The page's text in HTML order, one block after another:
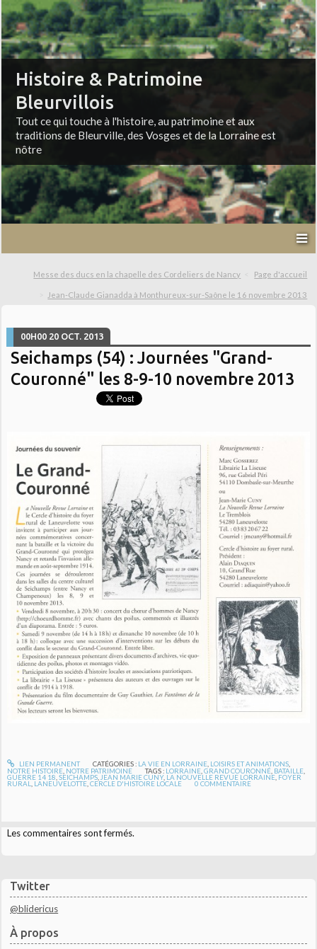
Twitter
@blidericus
À propos
Histoire & Patrimoine
Bleurvillois
Tout ce qui touche à l'histoire, au patrimoine et aux
traditions de Bleurville, des Vosges et de la Lorraine est
nôtre
Messe des ducs en la chapelle des Cordeliers de Nancy Page d'accueil
Jean-Claude Gianadda à Monthureux-sur-Saône le 16 novembre 2013
00H00 20 OCT. 2013
Seichamps (54) : Journées "Grand-
Couronné" les 8-9-10 novembre 2013
LIEN PERMANENT CATÉGORIES : LA VIE EN LORRAINE, LOISIRS ET ANIMATIONS,
NOTRE HISTOIRE NOTRE PATRIMOINE TAGS : LORRAINE ,GRAND COURONNÉ BATAILLE
GUERRE 14 18 ,SEICHAMPS JEAN MARIE CUNY, LA NOUVELLE REVUE LORRAINE FOYER
RURAL LANEUVELOTTE ,CERCLE D'HISTOIRE LOCALE 0 COMMENTAIRE
Les commentaires sont fermés.